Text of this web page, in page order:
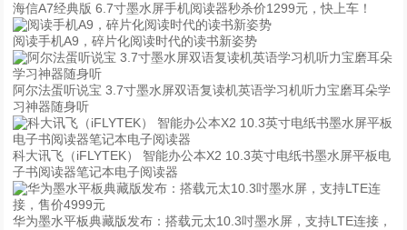
海信A7经典版 6.7寸墨水屏手机阅读器秒杀价1299元，快上车！
阅读手机A9，碎片化阅读时代的读书新姿势
阿尔法蛋听说宝 3.7寸墨水屏双语复读机英语学习机听力宝磨耳朵学
习神器随身听
科大讯飞（iFLYTEK） 智能办公本X2 10.3英寸电纸书墨水屏平板电
子书阅读器笔记本电子阅读器
华为墨水平板典藏版发布：搭载元太10.3吋墨水屏，支持LTE连接，